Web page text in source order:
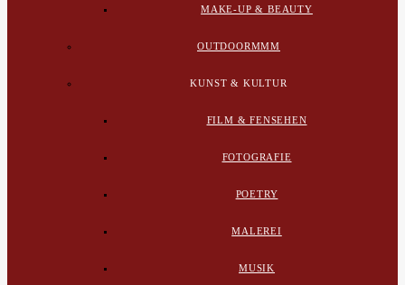
MAKE-UP & BEAUTY
OUTDOORMMM
KUNST & KULTUR
FILM & FENSEHEN
FOTOGRAFIE
POETRY
MALEREI
MUSIK